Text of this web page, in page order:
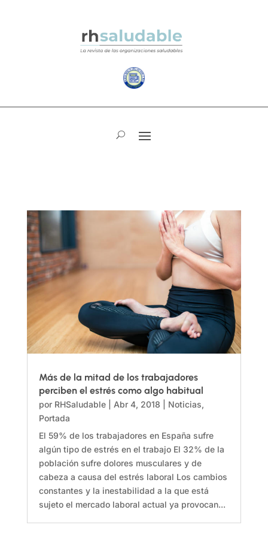
Más de la mitad de los trabajadores
perciben el estrés como algo habitual
por RHSaludable| Abr 4, 2018 Noticias,
Portada
El 59% de los trabajadores en España sufre
algún tipo de estrés en el trabajo El 32% de la
población sufre dolores musculares y de
cabeza a causa del estrés laboral Los cambios
constantes y la inestabilidad a la que está
sujeto el mercado laboral actual ya provocan...